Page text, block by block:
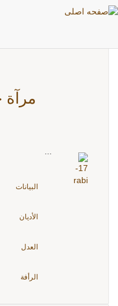
...
البيانات
الأديان
العدل
الرأفة